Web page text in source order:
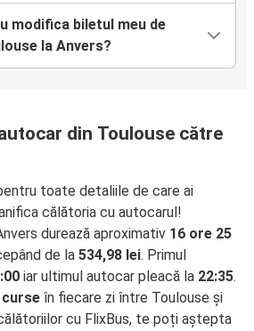
modifica biletul meu de
la Anvers?
din Toulouse către
toate detaliile de care ai
călătoria cu autocarul!
durează aproximativ 16 ore 25
de la 534,98 lei. Primul
iar ultimul autocar pleacă la 22:35.
curse în fiecare zi între Toulouse și
cu FlixBus, te poți aștepta